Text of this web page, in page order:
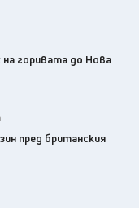
на горивата до Нова
пред британския